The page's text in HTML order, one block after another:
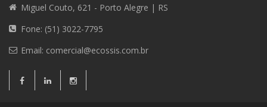
Miguel Couto, 621 - Porto Alegre | RS
Fone: (51) 3022-7795
Email: comercial@ecossis.com.br